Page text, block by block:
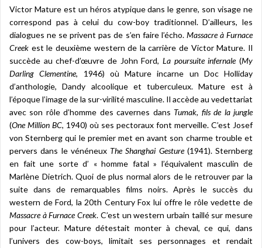
Victor Mature est un héros atypique dans le genre, son visage ne
correspond pas à celui du cow-boy traditionnel. D’ailleurs, les
dialogues ne se privent pas de s’en faire l’écho. Massacre à Furnace
Creek est le deuxième western de la carrière de Victor Mature. Il
succède au chef-d’œuvre de John Ford, La poursuite infernale(My
Darling Clementine, 1946) où Mature incarne un Doc Holliday
d’anthologie, Dandy alcoolique et tuberculeux. Mature est à
l’époque l’image de la sur-virilité masculine. Il accède au vedettariat
avec son rôle d’homme des cavernes dans Tumak, fils de la jungle
(One Million BC, 1940) où ses pectoraux font merveille. C’est Josef
von Sternberg qui le premier met en avant son charme trouble et
pervers dans le vénéneux The Shanghai Gesture(1941). Sternberg
en fait une sorte d’ « homme fatal » l’équivalent masculin de
Marlène Dietrich. Quoi de plus normal alors de le retrouver par la
suite dans de remarquables films noirs. Après le succès du
western de Ford, la 20th Century Fox lui offre le rôle vedette de
Massacre à Furnace Creek. C’est un western urbain taillé sur mesure
pour l’acteur. Mature détestait monter à cheval, ce qui, dans
l’univers des cow-boys, limitait ses personnages et rendait